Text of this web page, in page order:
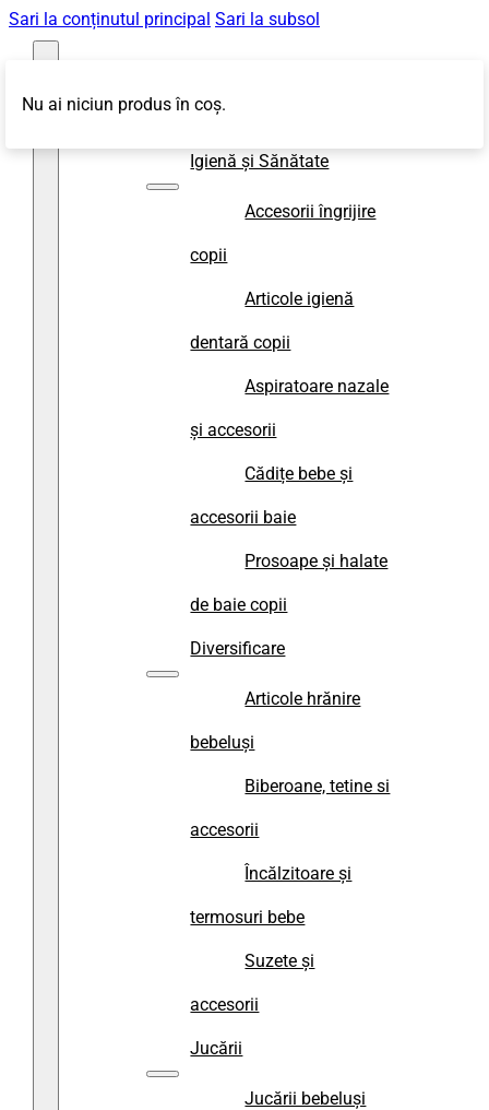
Sari la conținutul principal Sari la subsol
Igienă și Sănătate
Accesorii îngrijire
copii
Articole igienă
dentară copii
Aspiratoare nazale
și accesorii
Cădițe bebe și
accesorii baie
Prosoape și halate
de baie copii
Diversificare
Articole hrănire
bebeluși
Biberoane, tetine si
accesorii
Încălzitoare și
termosuri bebe
Suzete și
accesorii
Jucării
Jucării bebeluși
Nu ai niciun produs în coș.